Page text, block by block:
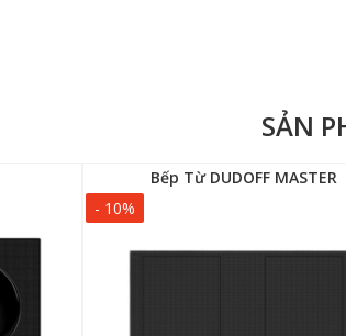
SẢN
Bếp Từ DUDOFF MASTER
- 10%